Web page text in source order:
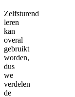
Zelfsturend
leren
kan
overal
gebruikt
worden,
dus
we
verdelen
de